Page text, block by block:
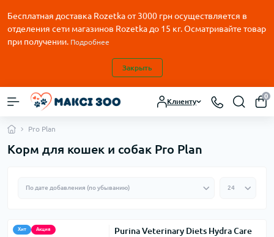
Бесплатная доставка Rozetka от3000 грн осуществляется в
отделения сети магазинов Rozetka до 15 кг. Осматривайте товар
при получении. Подробнее
Закрыть
Клиенту
0
Pro Plan
Корм для кошек и собак Pro Plan
Хит Акция
Purina Veterinary Diets Hydra Care